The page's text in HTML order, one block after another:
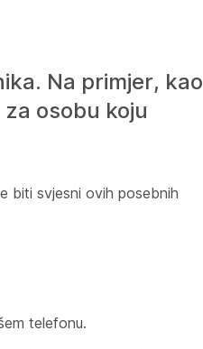
Na primjer, kao
osobu koju
biti svjesni ovih posebnih
telefonu.